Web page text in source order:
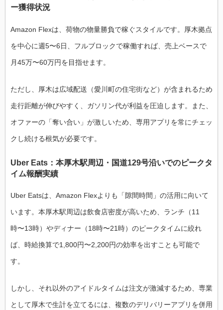
ー獲得状況
Amazon Flexは、荷物の物量勝負で稼ぐスタイルです。厚木拠点
を中心に週5〜6日、フルブロックで稼働すれば、売上ベースで
月45万〜60万円を目指せます。
ただし、厚木は広域配送（愛川町の住宅街など）が含まれるため
走行距離が伸びやすく、ガソリン代が利益を圧迫します。また、
オファーの「奪い合い」が激しいため、専用アプリを常にチェッ
クし続ける根気が必要です。
Uber Eats：本厚木駅周辺・国道129号沿いでのピークタ
イム報酬実績
Uber Eatsは、Amazon Flexよりも「隙間時間」の活用に向いて
います。本厚木駅周辺は飲食店密度が高いため、ランチ（11
時〜13時）やディナー（18時〜21時）のピークタイムに絞れ
ば、時給換算で1,800円〜2,200円の効率を出すことも可能で
す。
しかし、それ以外のアイドルタイムは注文が激減するため、専業
として厚木で生計を立てるには、複数のデリバリーアプリを併用